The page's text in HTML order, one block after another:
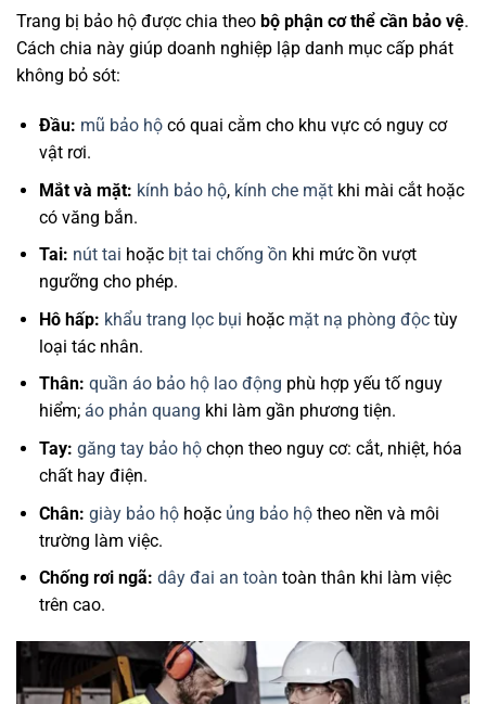
Trang bị bảo hộ được chia theo bộ phận cơ thể cần bảo vệ.
Cách chia này giúp doanh nghiệp lập danh mục cấp phát
không bỏ sót:
Đầu: mũ bảo hộcó quai cằm cho khu vực có nguy cơ
vật rơi.
Mắt và mặt: kính bảo hộ, kính che mặtkhi mài cắt hoặc
có văng bắn.
Tai: nút tai hoặc bịt tai chống ồn khi mức ồn vượt
ngưỡng cho phép.
Hô hấp: khẩu trang lọc bụi hoặc mặt nạ phòng độctùy
loại tác nhân.
Thân: quần áo bảo hộ lao động phù hợp yếu tố nguy
hiểm; áo phản quang khi làm gần phương tiện.
Tay: găng tay bảo hộchọn theo nguy cơ: cắt, nhiệt, hóa
chất hay điện.
Chân: giày bảo hộhoặc ủng bảo hộtheo nền và môi
trường làm việc.
Chống rơi ngã: dây đai an toàn toàn thân khi làm việc
trên cao.